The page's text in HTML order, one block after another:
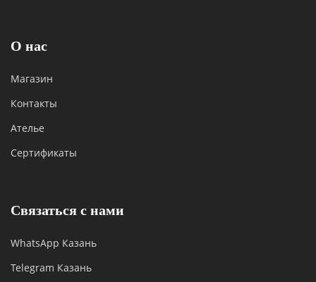
О нас
Магазин
Контакты
Ателье
Сертификаты
Связаться с нами
WhatsApp Казань
Telegram Казань